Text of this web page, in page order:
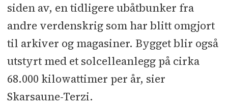
siden av, en tidligere ubåtbunker fra
andre verdenskrig som har blitt omgjort
til arkiver og magasiner. Bygget blir også
utstyrt med et solcelleanlegg på cirka
68.000 kilowattimer per år, sier
Skarsaune-Terzi.